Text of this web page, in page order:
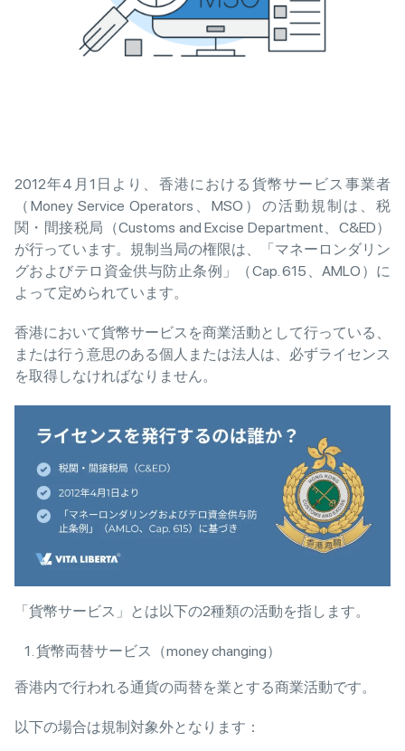
2012年4月1日より、香港における貨幣サービス事業者
（Money Service Operators、MSO）の活動規制は、税
関・間接税局（Customs and Excise Department、C&ED）
が行っています。規制当局の権限は、「マネーロンダリン
グおよびテロ資金供与防止条例」（Cap. 615、AMLO）に
よって定められています。
香港において貨幣サービスを商業活動として行っている、
または行う意思のある個人または法人は、必ずライセンス
を取得しなければなりません。
「貨幣サービス」とは以下の2種類の活動を指します。
貨幣両替サービス（money changing）
香港内で行われる通貨の両替を業とする商業活動です。
以下の場合は規制対象外となります：